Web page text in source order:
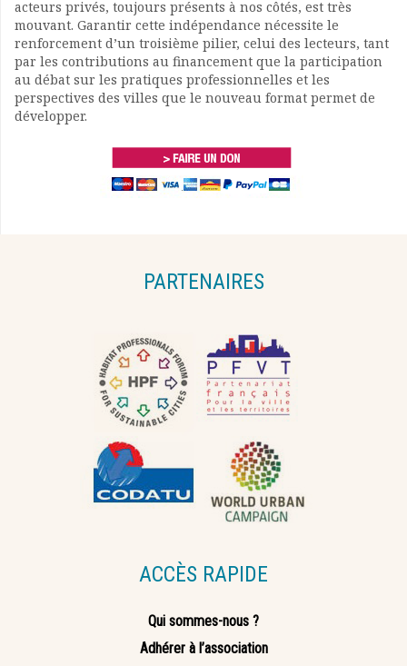
acteurs privés, toujours présents à nos côtés, est très
mouvant. Garantir cette indépendance nécessite le
renforcement d’un troisième pilier, celui des lecteurs, tant
par les contributions au financement que la participation
au débat sur les pratiques professionnelles et les
perspectives des villes que le nouveau format permet de
développer.
PARTENAIRES
ACCÈS RAPIDE
Qui sommes-nous ?
Adhérer à l’association